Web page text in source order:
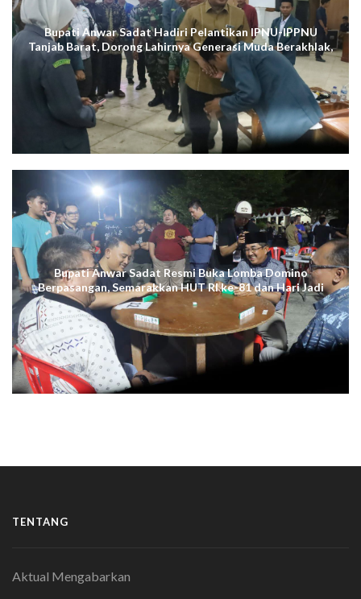
Bupati Anwar Sadat Hadiri Pelantikan IPNU-IPPNU
Tanjab Barat, Dorong Lahirnya Generasi Muda Berakhlak,
Cerdas Digital, dan Berdaya Saing
Bupati Anwar Sadat Resmi Buka Lomba Domino
Berpasangan, Semarakkan HUT RI ke-81 dan Hari Jadi
ke-61 Tanjab Barat
TENTANG
Aktual Mengabarkan